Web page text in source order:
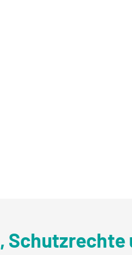
Schutzrechte